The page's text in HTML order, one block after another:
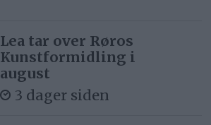
Lea tar over Røros
Kunstformidling i
august
3 dager siden